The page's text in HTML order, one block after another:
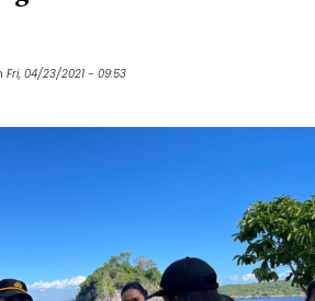
Fri, 04/23/2021 - 09:53